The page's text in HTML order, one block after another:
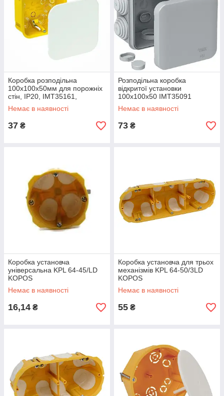
Коробка розподільна
100х100х50мм для порожніх
стін, IP20, IMT35161,
Schneider Electric
Немає в наявності
37 ₴
Розподільна коробка
відкритої установки
100х100х50 IMT35091
Немає в наявності
73 ₴
Коробка установча
універсальна KPL 64-45/LD
KOPOS
Немає в наявності
16,14 ₴
Коробка установча для трьох
механізмів KPL 64-50/3LD
KOPOS
Немає в наявності
55 ₴